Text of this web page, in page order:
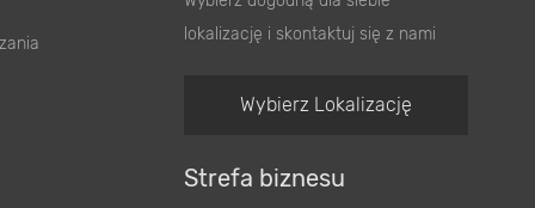
lokalizację i skontaktuj się z nami